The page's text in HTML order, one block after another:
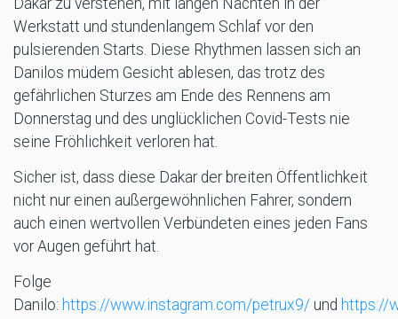
Dakar zu verstehen, mit langen Nächten in der
Werkstatt und stundenlangem Schlaf vor den
pulsierenden Starts. Diese Rhythmen lassen sich an
Danilos müdem Gesicht ablesen, das trotz des
gefährlichen Sturzes am Ende des Rennens am
Donnerstag und des unglücklichen Covid-Tests nie
seine Fröhlichkeit verloren hat.
Sicher ist, dass diese Dakar der breiten Öffentlichkeit
nicht nur einen außergewöhnlichen Fahrer, sondern
auch einen wertvollen Verbündeten eines jeden Fans
vor Augen geführt hat.
Folge
Danilo: https://www.instagram.com/petrux9/ und https://